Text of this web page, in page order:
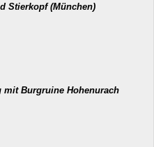
Stierkopf (München)
mit Burgruine Hohenurach